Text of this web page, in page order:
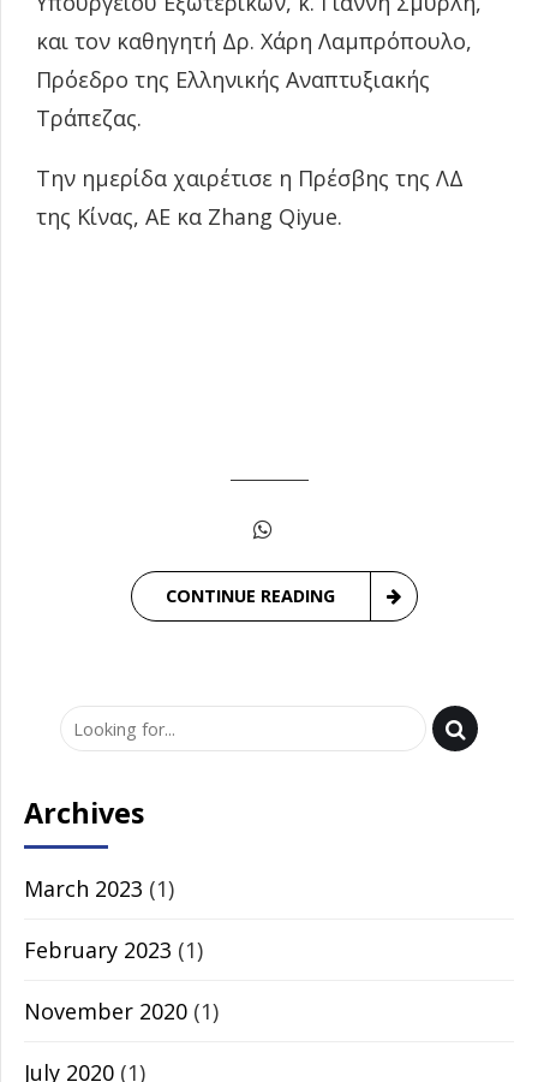
και τον καθηγητή Δρ. Χάρη Λαμπρόπουλο,
Πρόεδρο της Ελληνικής Αναπτυξιακής
Τράπεζας.
Την ημερίδα χαιρέτισε η Πρέσβης της ΛΔ
της Κίνας, ΑΕ κα Zhang Qiyue.
CONTINUE READING
Archives
March 2023 (1)
February 2023 (1)
November 2020 (1)
July 2020 (1)